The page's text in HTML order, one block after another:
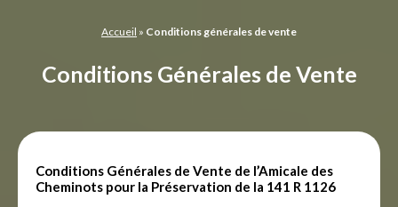
Accueil » Conditions générales de vente
Conditions Générales de Vente
Conditions Générales de Vente de l’Amicale des
Cheminots pour la Préservation de la 141 R 1126